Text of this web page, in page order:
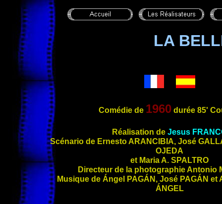
LA
Comédie de 1960 durée 85'
Réalisation de Jesus
Scénario de Ernesto ARANCIBIA, José
OJEDA
et Maria A. SPALTRO
Directeur de la photographie Antonio
Musique de Ángel PAGÁN, José PAGÁN et
ÁNGEL